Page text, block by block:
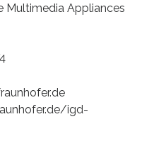
Multimedia Appliances
igd-